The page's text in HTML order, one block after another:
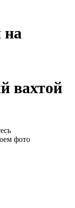
на
вахтой
фото